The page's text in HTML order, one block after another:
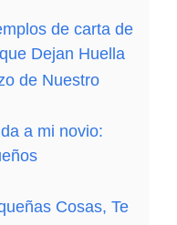
¡Descubre lo que
💌❤️🕊️ [El Vínculo
Revela el Corazón]
en letras
Más Íntimos]
de carta de
Dejan Huella
de Nuestro
a mi novio:
Cosas, Te